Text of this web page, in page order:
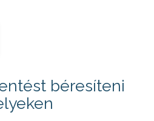
béresíteni